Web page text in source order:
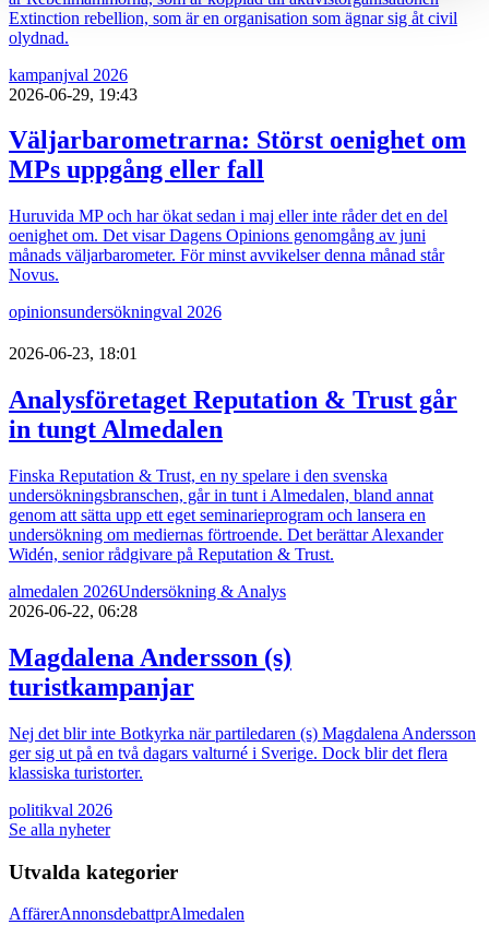
Extinction rebellion, som är en organisation som ägnar sig åt civil
olydnad.
kampanjval 2026
2026-06-29, 19:43
Väljarbarometrarna: Störst oenighet om
MPs uppgång eller fall
Huruvida MP och har ökat sedan i maj eller inte råder det en del
oenighet om. Det visar Dagens Opinions genomgång av juni
månads väljarbarometer. För minst avvikelser denna månad står
Novus.
opinionsundersökningval 2026
2026-06-23, 18:01
Analysföretaget Reputation & Trust går
in tungt Almedalen
Finska Reputation & Trust, en ny spelare i den svenska
undersökningsbranschen, går in tunt i Almedalen, bland annat
genom att sätta upp ett eget seminarieprogram och lansera en
undersökning om mediernas förtroende. Det berättar Alexander
Widén, senior rådgivare på Reputation & Trust.
almedalen 2026Undersökning & Analys
2026-06-22, 06:28
Magdalena Andersson (s)
turistkampanjar
Nej det blir inte Botkyrka när partiledaren (s) Magdalena Andersson
ger sig ut på en två dagars valturné i Sverige. Dock blir det flera
klassiska turistorter.
politikval 2026
Se alla nyheter
Utvalda kategorier
AffärerAnnonsdebattprAlmedalen